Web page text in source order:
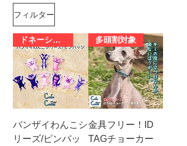
フィルター
ドネーション対象商品
バンザイわんこシ
リーズ/ピンバッ
多頭割対象
金具フリー！ID
TAGチョーカー